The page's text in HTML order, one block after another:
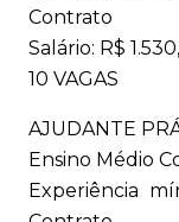
Contrato
Salário: R$
10 VAGAS
AJUDANTE
Ensino Médio
Experiência